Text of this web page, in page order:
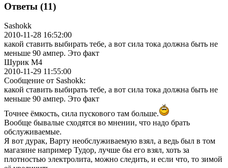
Ответы (11)
Sashokk
2010-11-28 16:52:00
какой ставить выбирать тебе, а вот сила тока должна быть не
меньше 90 ампер. Это факт
Шурик М4
2010-11-29 11:55:00
Сообщение от Sashokk:
какой ставить выбирать тебе, а вот сила тока должна быть не
меньше 90 ампер. Это факт
Точнее ёмкость, сила пускового там больше.
Вообще бывалые сходятся во мнении, что надо брать
обслуживаемые.
Я вот дурак, Варту необслуживаемую взял, а ведь был в том
магазине например Тудор, лучше бы его взял, хоть за
плотностью электролита, можно следить, и если что, то зимой